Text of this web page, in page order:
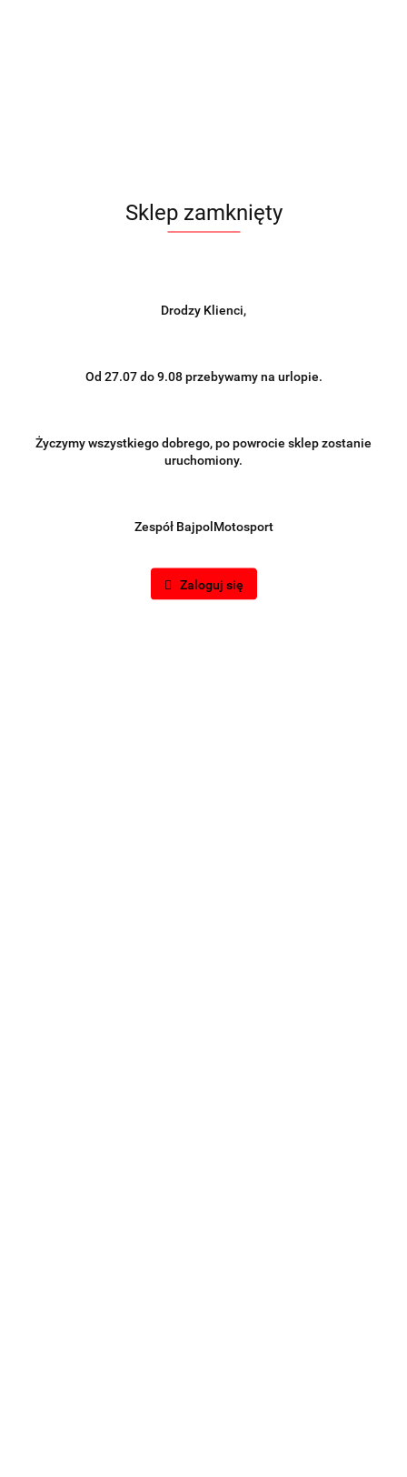
Sklep zamknięty
Drodzy Klienci,
Od 27.07 do 9.08 przebywamy na urlopie.
Życzymy wszystkiego dobrego, po powrocie sklep zostanie
uruchomiony.
Zespół BajpolMotosport
Zaloguj się